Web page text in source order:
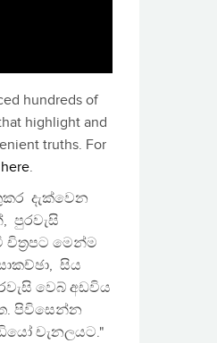
hundreds of
highlight and
truths. For
.
දැක්වෙන
පුරවැසි
චිත්‍රපට මෙන්ම
සිය
වෙබ් අඩවිය
පිවිසෙන්න
චැනලයට."